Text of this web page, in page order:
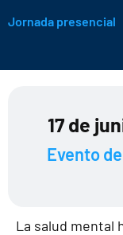
Jornada presencial
17 de
Evento
La salud mental